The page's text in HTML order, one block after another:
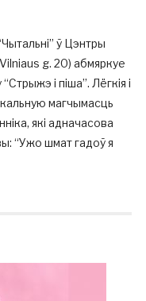
ў Цэнтры
g. 20) абмяркуе
і піша”. Лёгкія і
магчымасць
які адначасова
“Ужо шмат гадоў я